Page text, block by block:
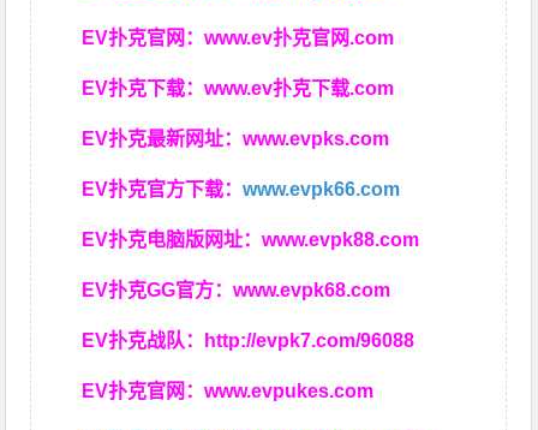
EV扑克官网：www.ev扑克官网.com
EV扑克下载：www.ev扑克下载.com
EV扑克最新网址：www.evpks.com
EV扑克官方下载：www.evpk66.com
EV扑克电脑版网址：www.evpk88.com
EV扑克GG官方：www.evpk68.com
EV扑克战队： http://evpk7.com/96088
EV扑克官网：www.evpukes.com